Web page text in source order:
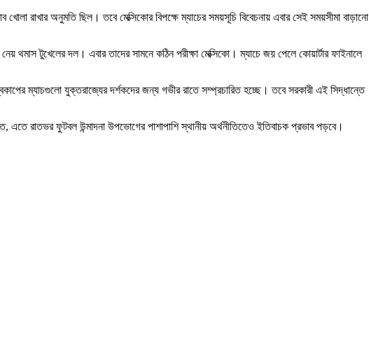
খোলা রাখার অনুমতি ছিল। তবে মেক্সিকোর বিপক্ষে ম্যাচের সময়সূচি বিবেচনায় এবার সেই সময়সীমা বাড়ানো
থমাস টুখেলের দল। এবার তাদের সামনে কঠিন পরীক্ষা মেক্সিকো। ম্যাচে জয় পেলে কোয়ার্টার ফাইনালে
ম্যাচগুলো যুক্তরাজ্যের দর্শকদের জন্য গভীর রাতে সম্প্রচারিত হচ্ছে। তবে সরকারী এই সিদ্ধান্তে
এতে রাতভর ফুটবল উন্মাদনা উপভোগের পাশাপাশি স্থানীয় অর্থনীতিতেও ইতিবাচক প্রভাব পড়বে।